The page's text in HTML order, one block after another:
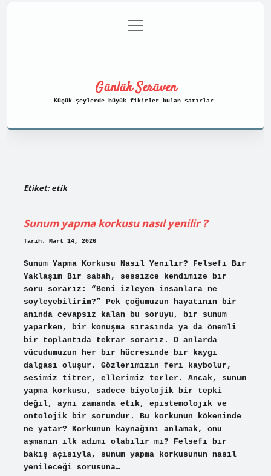
Gizlilik Politikası
menüyü
aç
Günlük Serüven
Küçük şeylerde büyük fikirler bulan satırlar.
Etiket:etik
Sunum yapma korkusu nasıl yenilir ?
Tarih: Mart 14, 2026
Sunum Yapma Korkusu Nasıl Yenilir? Felsefi Bir
Yaklaşım Bir sabah, sessizce kendimize bir
soru sorarız: “Beni izleyen insanlara ne
söyleyebilirim?” Pek çoğumuzun hayatının bir
anında cevapsız kalan bu soruyu, bir sunum
yaparken, bir konuşma sırasında ya da önemli
bir toplantıda tekrar sorarız. O anlarda
vücudumuzun her bir hücresinde bir kaygı
dalgası oluşur. Gözlerimizin feri kaybolur,
sesimiz titrer, ellerimiz terler. Ancak, sunum
yapma korkusu, sadece biyolojik bir tepki
değil, aynı zamanda etik, epistemolojik ve
ontolojik bir sorundur. Bu korkunun kökeninde
ne yatar? Korkunun kaynağını anlamak, onu
aşmanın ilk adımı olabilir mi? Felsefi bir
bakış açısıyla, sunum yapma korkusunun nasıl
yenileceği sorusuna…